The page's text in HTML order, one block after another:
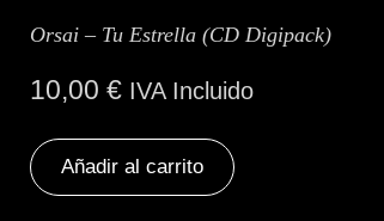
Orsai – Tu Estrella (CD Digipack)
10,00 € IVA Incluido
Añadir al carrito